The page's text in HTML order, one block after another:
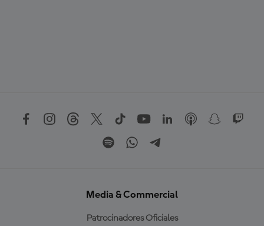
Media & Commercial
Patrocinadores Oficiales